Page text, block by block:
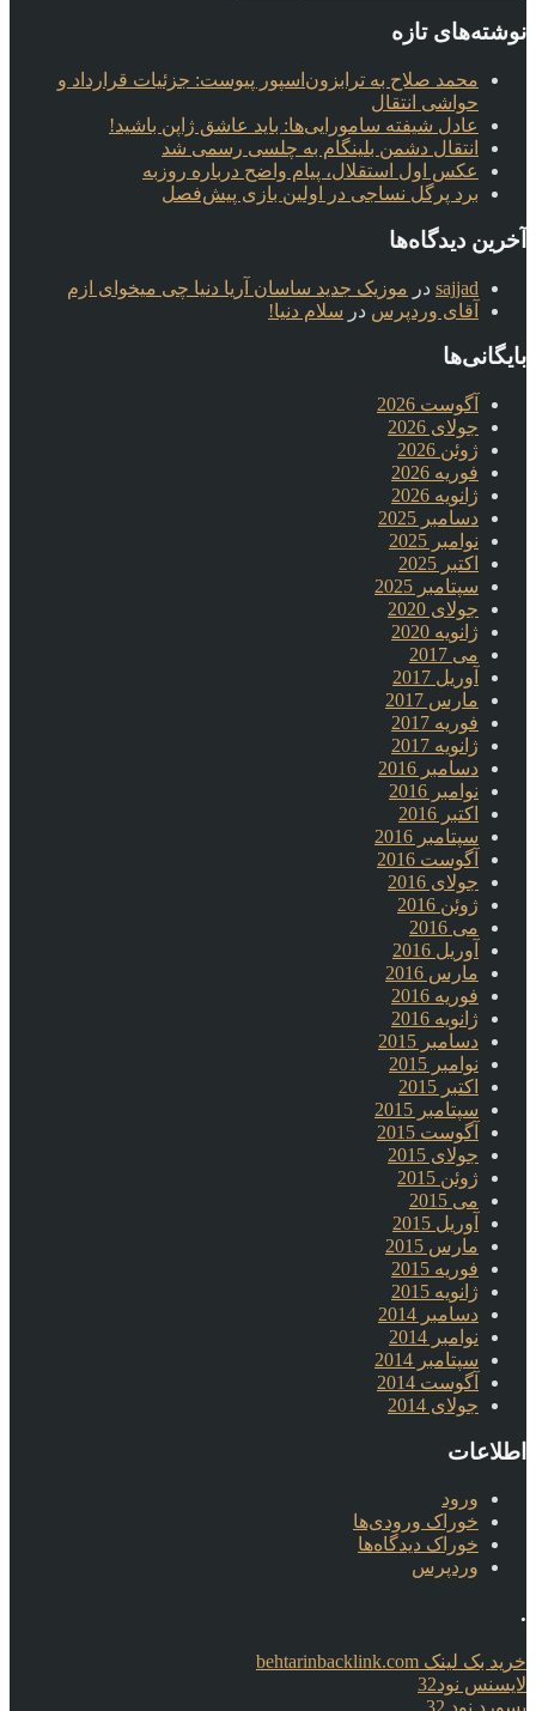
نوشته‌های تازه
محمد صلاح به ترابزون‌اسپور پیوست: جزئیات قرارداد و
حواشی انتقال
عادل شیفته سامورایی‌ها: باید عاشق ژاپن باشید!
انتقال دشمن بلینگام به چلسی رسمی شد
عکس اول استقلال، پیام واضح درباره روزبه
برد پرگل نساجی در اولین بازی پیش‌فصل
آخرین دیدگاه‌ها
sajjad در موزیک جدید ساسان آریا دنیا چی میخوای ازم
آقای وردپرس در سلام دنیا!
بایگانی‌ها
آگوست 2026
جولای 2026
ژوئن 2026
فوریه 2026
ژانویه 2026
دسامبر 2025
نوامبر 2025
اکتبر 2025
سپتامبر 2025
جولای 2020
ژانویه 2020
می 2017
آوریل 2017
مارس 2017
فوریه 2017
ژانویه 2017
دسامبر 2016
نوامبر 2016
اکتبر 2016
سپتامبر 2016
آگوست 2016
جولای 2016
ژوئن 2016
می 2016
آوریل 2016
مارس 2016
فوریه 2016
ژانویه 2016
دسامبر 2015
نوامبر 2015
اکتبر 2015
سپتامبر 2015
آگوست 2015
جولای 2015
ژوئن 2015
می 2015
آوریل 2015
مارس 2015
فوریه 2015
ژانویه 2015
دسامبر 2014
نوامبر 2014
سپتامبر 2014
آگوست 2014
جولای 2014
اطلاعات
ورود
خوراک ورودی‌ها
خوراک دیدگاه‌ها
وردپرس
.
خرید بک لینک behtarinbacklink.com
لایسنس نود32
پسورد نود 32